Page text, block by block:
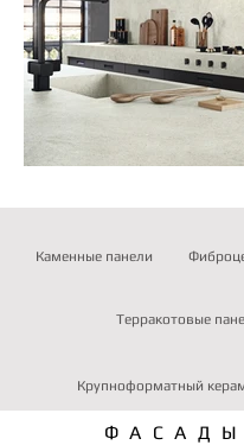
Каменные панели
Терракотовые
Крупноформатный